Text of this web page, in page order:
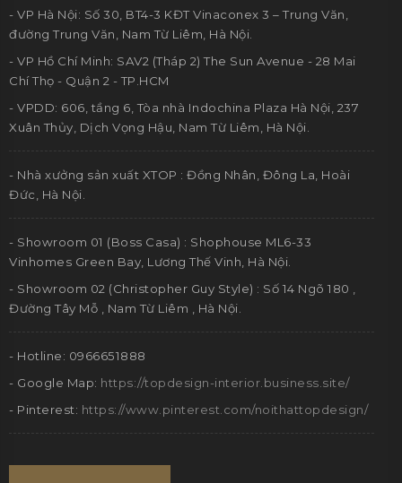
- VP Hà Nội: Số 30, BT4-3 KĐT Vinaconex 3 – Trung Văn,
đường Trung Văn, Nam Từ Liêm, Hà Nội.
- VP Hồ Chí Minh: SAV2 (Tháp 2) The Sun Avenue - 28 Mai
Chí Thọ - Quận 2 - TP.HCM
- VPDD: 606, tầng 6, Tòa nhà Indochina Plaza Hà Nội, 237
Xuân Thủy, Dịch Vọng Hậu, Nam Từ Liêm, Hà Nội.
- Nhà xưởng sản xuất XTOP : Đồng Nhân, Đông La, Hoài
Đức, Hà Nội.
- Showroom 01 (Boss Casa) : Shophouse ML6-33
Vinhomes Green Bay, Lương Thế Vinh, Hà Nội.
- Showroom 02 (Christopher Guy Style) : Số 14 Ngõ 180 ,
Đường Tây Mỗ , Nam Từ Liêm , Hà Nội.
- Hotline: 0966651888
- Google Map: https://topdesign-interior.business.site/
- Pinterest: https://www.pinterest.com/noithattopdesign/